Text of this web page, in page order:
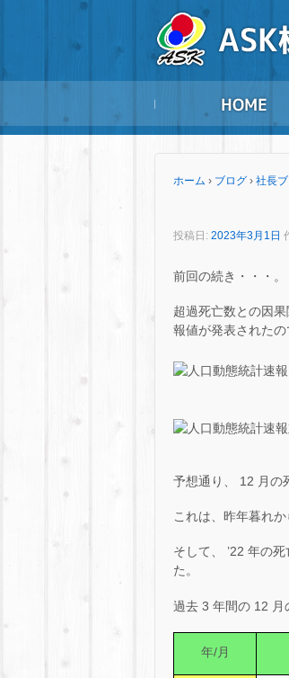
ホーム › ブログ › 社長
投稿日: 2023年3月1日
前回の続き・・・。
超過死亡数との因
報値が発表されたの
予想通り、 12 月の
これは、昨年暮れ
そして、 ’22 年の
た。
過去 3 年間の 12 月
年/月